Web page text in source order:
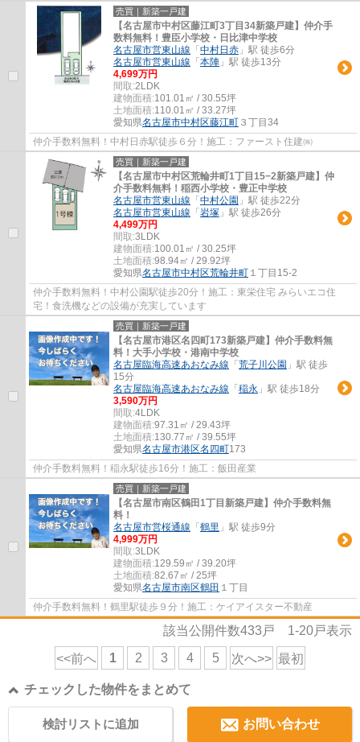
売買｜新築一戸建
【名古屋市中村区藤江町3丁目34新築戸建】仲介手
数料無料！豊臣小学校・日比津中学校
名古屋市営東山線 「 中村日赤 」駅 徒歩6分
名古屋市営東山線 「 本陣 」駅 徒歩13分
4,699万円
間取:2LDK
建物面積:101.01㎡ / 30.55坪
土地面積:110.01㎡ / 33.27坪
愛知県名古屋市中村区藤江町 ３丁目34
仲介手数料無料！中村日赤駅徒歩６分！施工：ファースト住建㈱
売買｜新築一戸建
【名古屋市中村区荒輪井町1丁目15−2新築戸建】仲
介手数料無料！稲西小学校・豊正中学校
名古屋市営東山線 「 中村公園 」駅 徒歩22分
名古屋市営東山線 「 岩塚 」駅 徒歩26分
4,499万円
間取:3LDK
建物面積:100.01㎡ / 30.25坪
土地面積:98.94㎡ / 29.92坪
愛知県名古屋市中村区荒輪井町 １丁目15-2
仲介手数料無料！中村公園駅徒歩20分！施工：東栄住宅 みらいエコ住
宅！食洗機などの設備が充実しています
売買｜新築一戸建
【名古屋市港区名四町173新築戸建】仲介手数料無
料！大手小学校・港南中学校
名古屋臨海高速あおなみ線 「 荒子川公園 」駅 徒歩
15分
名古屋臨海高速あおなみ線 「 稲永 」駅 徒歩18分
3,590万円
間取:4LDK
建物面積:97.31㎡ / 29.43坪
土地面積:130.77㎡ / 39.55坪
愛知県名古屋市港区名四町173
仲介手数料無料！稲永駅徒歩16分！施工：飯田産業
売買｜新築一戸建
【名古屋市南区鶴田1丁目新築戸建】仲介手数料無
料！
名古屋市営桜通線 「 鶴里 」駅 徒歩9分
4,999万円
間取:3LDK
建物面積:129.59㎡ / 39.20坪
土地面積:82.67㎡ / 25坪
愛知県名古屋市南区鶴田 １丁目
仲介手数料無料！鶴里駅徒歩９分！施工：ケイアイスター不動産
該当公開件数433 戸 1-20戸表示
<<前へ 1 2 3 4 5 次へ>> 最初
チェックした物件をまとめて
お問い合わせ
検討リストに追加